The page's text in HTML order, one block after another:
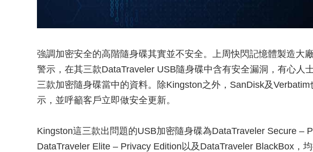
強調加密安全的高階隨身碟其實並不安全。上周快閃記憶體製造大
警示，在其三款DataTraveler USB隨身碟中含有安全漏洞，有心人
三款加密隨身碟當中的資料。除Kingston之外，SanDisk及
示，並呼籲客戶立即做安全更新。
Kingston這三款出問題的USB加密隨身碟為DataTraveler Secure –
DataTraveler Elite – Privacy Edition以及DataTraveler BlackBox，